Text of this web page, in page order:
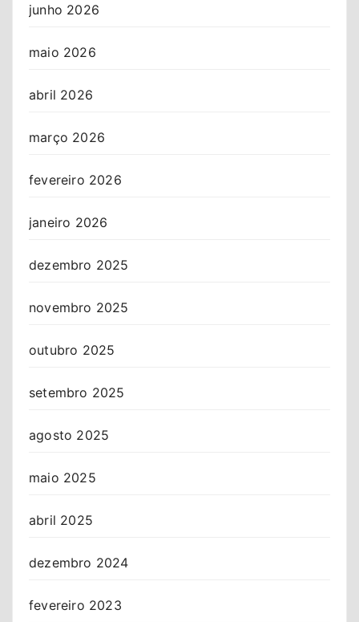
junho 2026
maio 2026
abril 2026
março 2026
fevereiro 2026
janeiro 2026
dezembro 2025
novembro 2025
outubro 2025
setembro 2025
agosto 2025
maio 2025
abril 2025
dezembro 2024
fevereiro 2023